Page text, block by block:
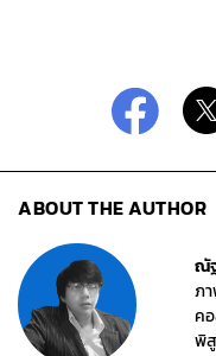
ABOUT THE AUTHOR
ณั
ภ
ค
พิ